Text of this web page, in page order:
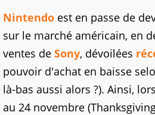
Nintendo est en passe de
sur le marché américain, en
ventes de Sony, dévoilées
pouvoir d'achat en baisse
là-bas aussi alors ?). Ainsi,
au 24 novembre